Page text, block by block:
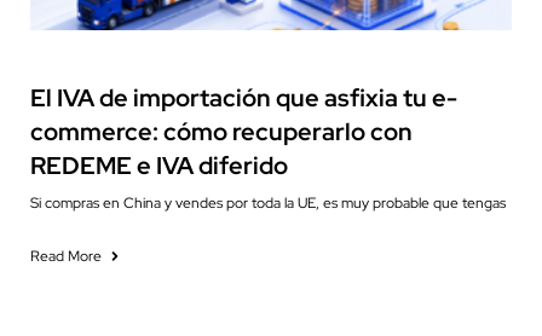
El IVA de importación que asfixia tu e-
commerce: cómo recuperarlo con
REDEME e IVA diferido
Si compras en China y vendes por toda la UE, es muy probable que tengas
Read More